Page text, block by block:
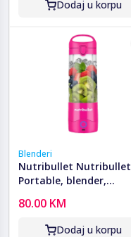
Dodaj u korpu
Blenderi
Nutribullet Nutribullet
Portable, blender,
- NBP003BP
80.00 KM
Dodaj u korpu